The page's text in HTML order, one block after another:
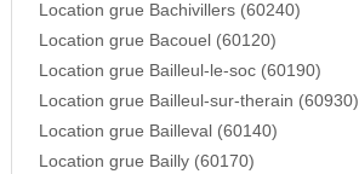
Location grue Bachivillers (60240)
Location grue Bacouel (60120)
Location grue Bailleul-le-soc (60190)
Location grue Bailleul-sur-therain (60930)
Location grue Bailleval (60140)
Location grue Bailly (60170)